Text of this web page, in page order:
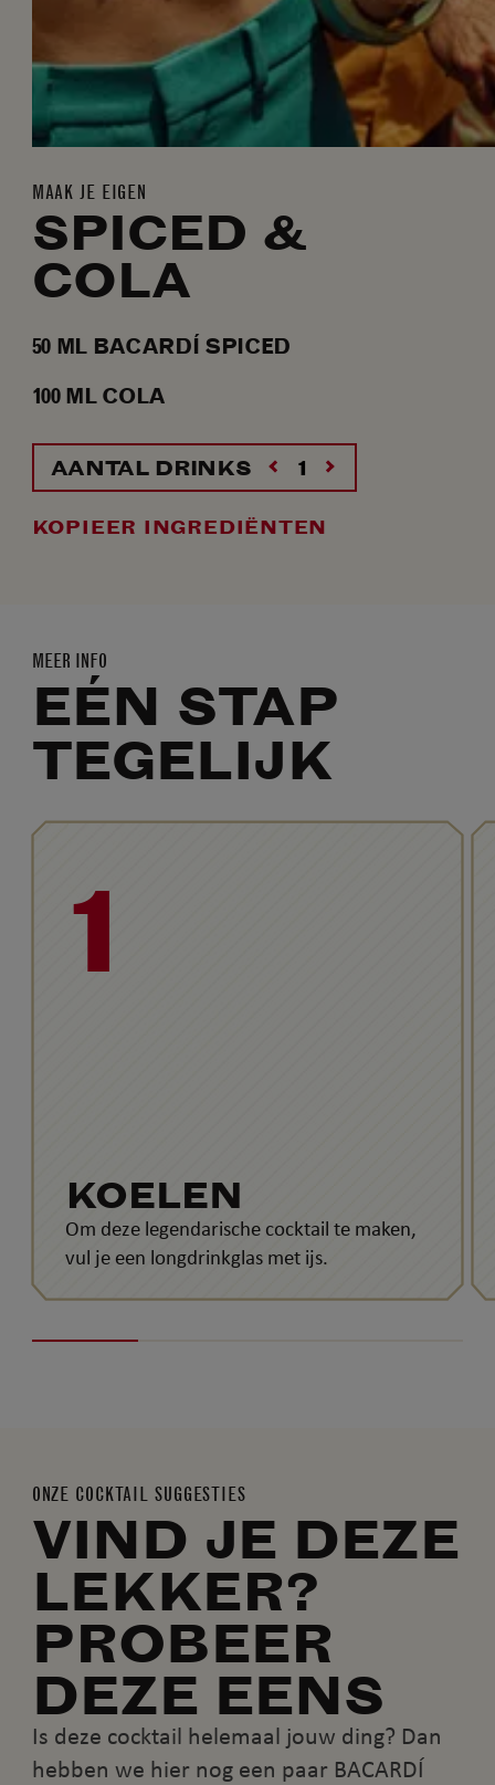
MAAK JE EIGEN
SPICED &
COLA
50 ML BACARDÍ SPICED
100MLCOLA
AANTAL DRINKS
KOPIEER INGREDIËNTEN
MEER INFO
EÉN STAP
TEGELIJK
1
KOELEN
Om deze legendarische cocktail te maken,
vul je een longdrinkglas met ijs.
ONZE COCKTAIL SUGGESTIES
VIND JE DEZE
LEKKER?
PROBEER
DEZE EENS
Is deze cocktail helemaal jouw ding? Dan
hebben we hier nog een paar BACARDÍ